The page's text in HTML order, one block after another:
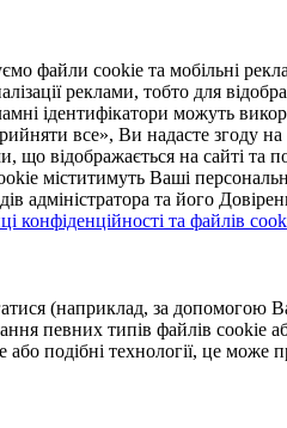
cookie та мобільні
реклами, тобто для
ідентифікатори можуть
все», Ви надасте згоду
відображається на сайті
міститимуть Ваші
адміністратора та його
конфіденційності та файлів
(наприклад, за
певних типів файлів cookie
подібні технології, це